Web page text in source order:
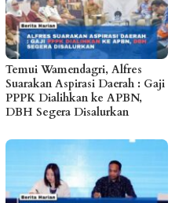
Temui Wamendagri, Alfres
Suarakan Aspirasi Daerah : Gaji
PPPK Dialihkan ke APBN,
DBH Segera Disalurkan